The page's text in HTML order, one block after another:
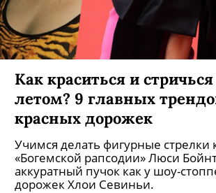
Как краситься и
летом? 9 главных
красных дорожек
Учимся делать фигурные стрелки
«Богемской рапсодии» Люси
аккуратный пучок как у шоу-
дорожек Хлои Севиньи.